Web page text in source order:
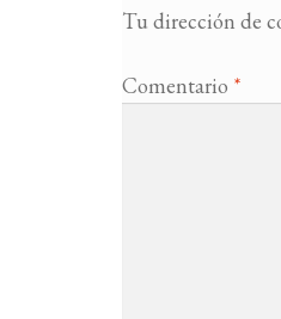
Tu dirección de
Comentario *